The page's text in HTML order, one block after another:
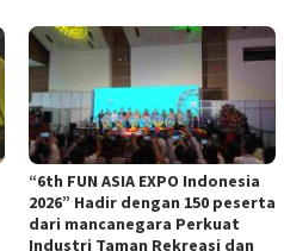
“6th FUN ASIA EXPO Indonesia
2026” Hadir dengan 150 peserta
dari mancanegara Perkuat
Industri Taman Rekreasi dan